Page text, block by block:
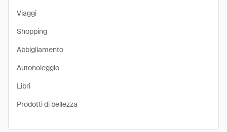
Viaggi
Shopping
Abbigliamento
Autonoleggio
Libri
Prodotti di bellezza